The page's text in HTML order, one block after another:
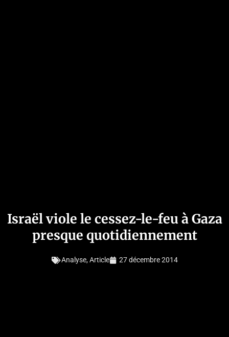
Israël viole le cessez-le-feu à Gaza
presque quotidiennement
Analyse,Article 27 décembre 2014